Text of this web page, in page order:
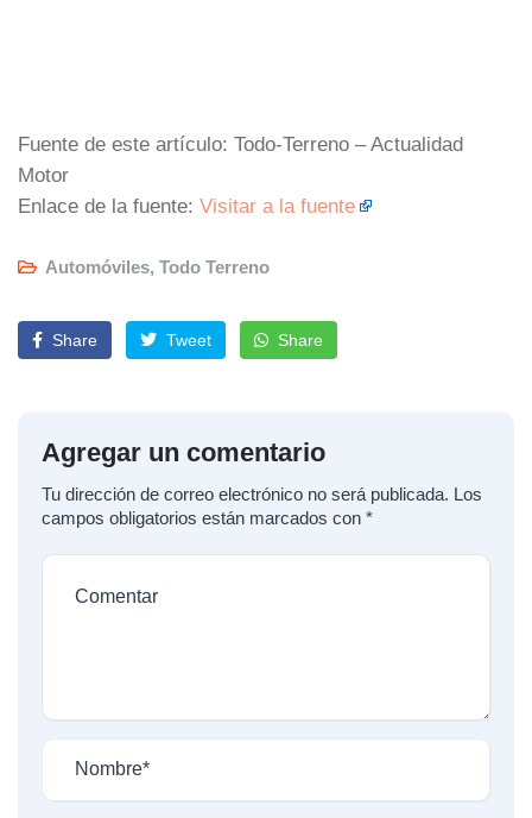
Fuente de este artículo: Todo-Terreno – Actualidad
Motor
Enlace de la fuente: Visitar a la fuente
Automóviles, Todo Terreno
Share Tweet Share
Agregar un comentario
Tu dirección de correo electrónico no será publicada. Los
campos obligatorios están marcados con *